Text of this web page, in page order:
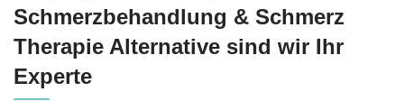
Schmerzbehandlung & Schmerz
Therapie Alternative sind wir Ihr
Experte